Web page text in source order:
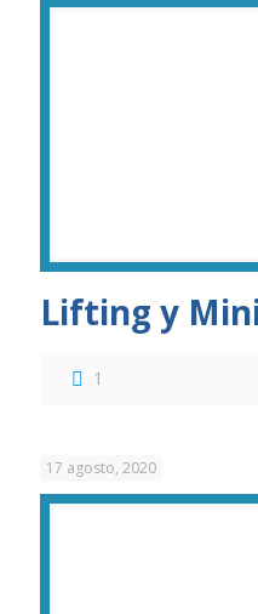
Lifting y
1
17 agosto, 2020